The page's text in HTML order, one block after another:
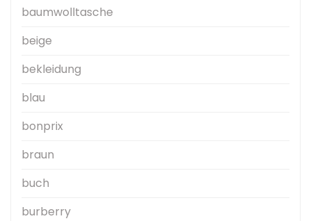
baumwolltasche
beige
bekleidung
blau
bonprix
braun
buch
burberry